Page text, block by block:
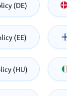
(DE)
(EE)
(HU)